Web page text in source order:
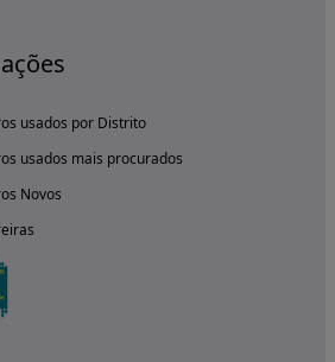
usados por Distrito
usados mais procurados
Novos